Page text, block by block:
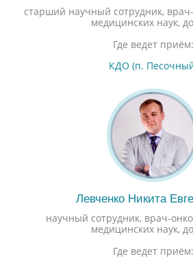
старший научный сотрудник,
медицинских наук,
Где ведет приём:
КДО (п.
Левченко Никита
научный сотрудник, врач-
медицинских наук,
Где ведет приём: